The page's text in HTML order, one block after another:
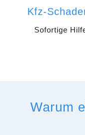
Kfz-
Sofortige
Warum